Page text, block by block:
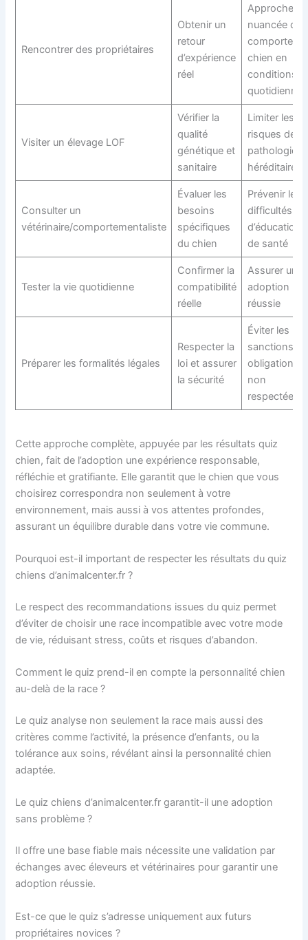
Rencontrer des propriétaires
Obtenir un
retour
d’expérience
réel
Approche
nuancée du
chien en
conditions
quotidiennes
Visiter un élevage LOF
Vérifier la
qualité
génétique et
sanitaire
Limiter les
risques de
pathologies
héréditaires
Consulter un
vétérinaire/comportementaliste
Évaluer les
besoins
spécifiques
du chien
Prévenir les
difficultés
d’éducation
de santé
Tester la vie quotidienne
Confirmer la
compatibilité
réelle
Assurer une
adoption
réussie
Préparer les formalités légales
Respecter la
loi et assurer
la sécurité
Éviter les
sanctions et
obligations
non
respectées
Cette approche complète, appuyée par les résultats quiz
chien, fait de l’adoption une expérience responsable,
réfléchie et gratifiante. Elle garantit que le chien que vous
choisirez correspondra non seulement à votre
environnement, mais aussi à vos attentes profondes,
assurant un équilibre durable dans votre vie commune.
Pourquoi est-il important de respecter les résultats du quiz
chiens d’animalcenter.fr ?
Le respect des recommandations issues du quiz permet
d’éviter de choisir une race incompatible avec votre mode
de vie, réduisant stress, coûts et risques d’abandon.
Comment le quiz prend-il en compte la personnalité chien
au-delà de la race ?
Le quiz analyse non seulement la race mais aussi des
critères comme l’activité, la présence d’enfants, ou la
tolérance aux soins, révélant ainsi la personnalité chien
adaptée.
Le quiz chiens d’animalcenter.fr garantit-il une adoption
sans problème ?
Il offre une base fiable mais nécessite une validation par
échanges avec éleveurs et vétérinaires pour garantir une
adoption réussie.
Est-ce que le quiz s’adresse uniquement aux futurs
propriétaires novices ?